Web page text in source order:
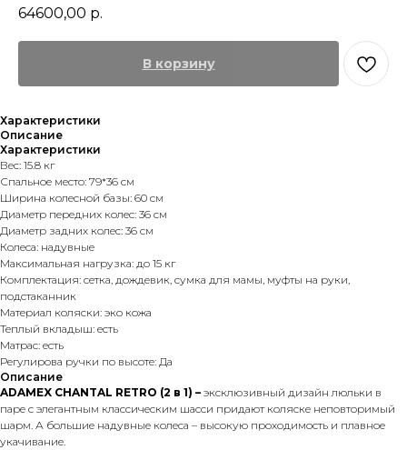
64600,00 р.
В корзину
Характеристики
Описание
Характеристики
Вес: 15.8 кг
Спальное место: 79*36 см
Ширина колесной базы: 60 см
Диаметр передних колес: 36 см
Диаметр задних колес: 36 см
Колеса: надувные
Максимальная нагрузка: до 15 кг
Комплектация: сетка, дождевик, сумка для мамы, муфты на руки,
подстаканник
Материал коляски: эко кожа
Теплый вкладыш: есть
Матрас: есть
Регулирова ручки по высоте: Да
Описание
ADAMEX CHANTAL RETRO (2 в 1) – эксклюзивный дизайн люльки в
паре с элегантным классическим шасси придают коляске неповторимый
шарм. А большие надувные колеса – высокую проходимость и плавное
укачивание.